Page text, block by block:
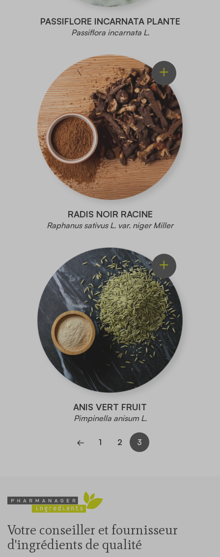
PASSIFLORE INCARNATA PLANTE
Passiflora incarnata L.
RADIS NOIR RACINE
Raphanus sativus L. var. niger Miller
ANIS VERT FRUIT
Pimpinella anisum L.
← 1 2 3
Votre conseiller et fournisseur
d'ingrédients de qualité